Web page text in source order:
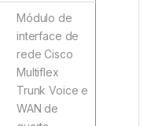
Módulo de
interface de
rede Cisco
Multiflex
Trunk Voice e
WAN de